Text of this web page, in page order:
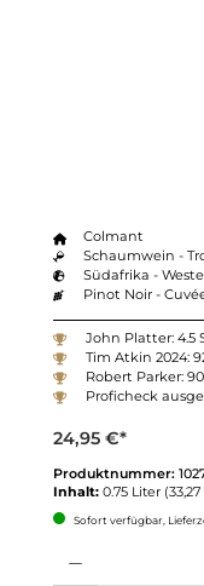
Colmant
Schaumwein -
Südafrika -
Pinot Noir -
John Platter: 4.5
Tim Atkin 2024:
Robert Parker:
Proficheck
24,95 €*
Produktnummer:
Inhalt: 0.75 Liter
Sofort verfügbar,